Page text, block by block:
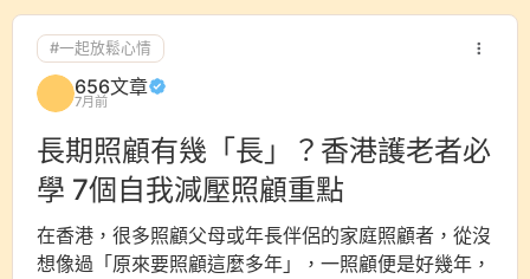
#一起放鬆心情
656文章
7月前
長期照顧有幾「長」？香港護老者必
學 7個自我減壓照顧重點
在香港，很多照顧父母或年長伴侶的家庭照顧者，從沒
想像過「原來要照顧這麼多年」，一照顧便是好幾年，